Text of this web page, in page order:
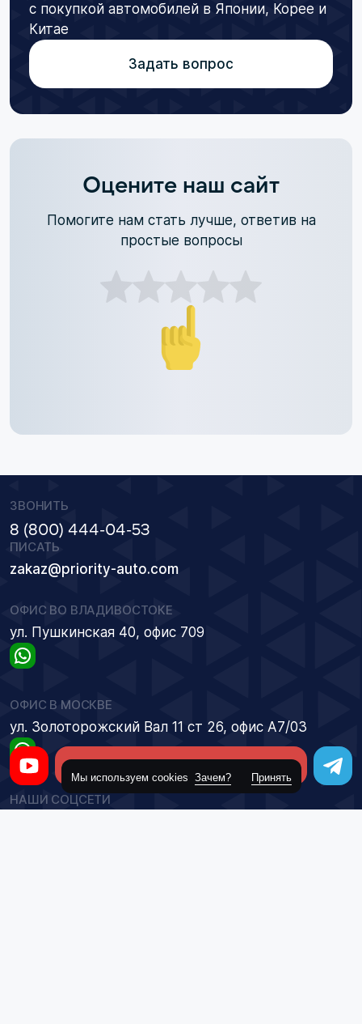
с покупкой автомобилей в Японии, Корее и
Китае
Задать вопрос
Оцените наш сайт
Помогите нам стать лучше, ответив на
простые вопросы
ЗВОНИТЬ
8 (800) 444-04-53
ПИСАТЬ
zakaz@priority-auto.com
ОФИС ВО ВЛАДИВОСТОКЕ
ул. Пушкинская 40, офис 709
ОФИС В МОСКВЕ
ул. Золоторожский Вал 11 ст 26, офис А7/03
НАШИ СОЦСЕТИ
Мы используем cookies Зачем? Принять